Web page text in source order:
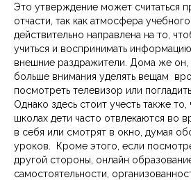
Это утверждение может считаться
отчасти, так как атмосфера
действительно направлена на то,
учиться и воспринимать
внешние раздражители. Дома же
больше внимания уделять вещам
посмотреть телевизор или
Однако здесь стоит учесть также
школах дети часто отвлекаются во
в себя или смотрят в окно, думая
уроков. Кроме этого, если
другой стороны, онлайн
самостоятельности,